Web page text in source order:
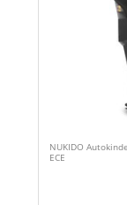
NUKIDO
ECE